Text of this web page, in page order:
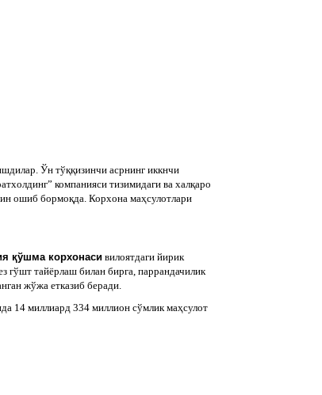
Ўн тўққизинчи асрнинг иккнчи
компанияси тизимидаги ва халқаро
ошиб бормоқда. Корхона маҳсулотлари
қўшма корхонаси вилоятдаги йирик
гўшт тайёрлаш билан бирга, паррандачилик
жўжа етказиб беради.
14 миллиард 334 миллион сўмлик маҳсулот